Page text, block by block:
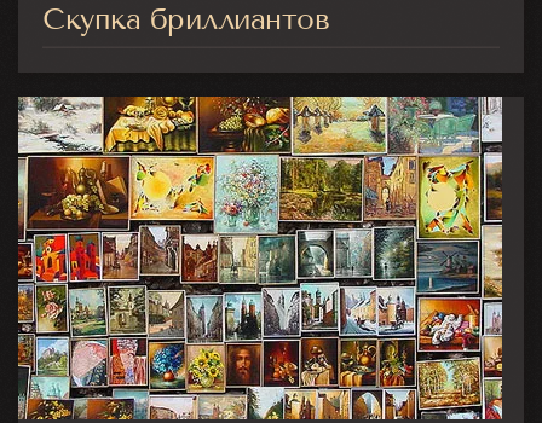
Скупка бриллиантов